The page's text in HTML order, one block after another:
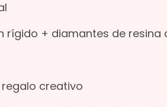
rígido + diamantes de resina
regalo creativo